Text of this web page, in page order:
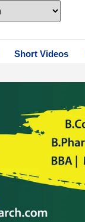
Short Videos